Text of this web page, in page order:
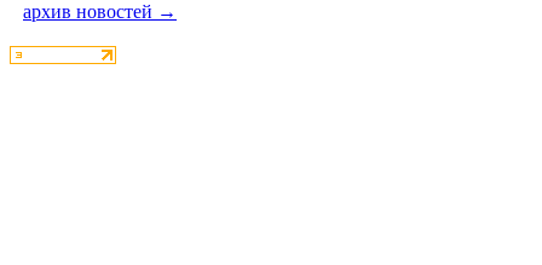
архив новостей →